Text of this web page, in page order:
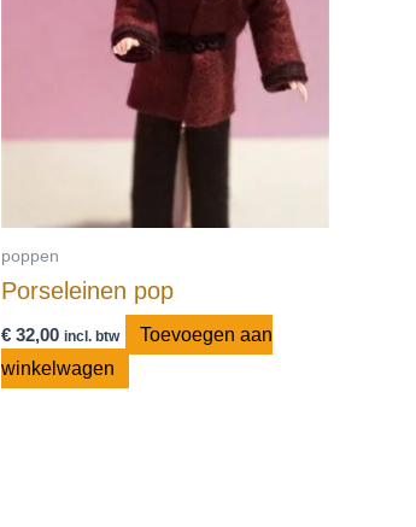
poppen
Porseleinen pop
€32,00 incl. btw
Toevoegen aan
winkelwagen